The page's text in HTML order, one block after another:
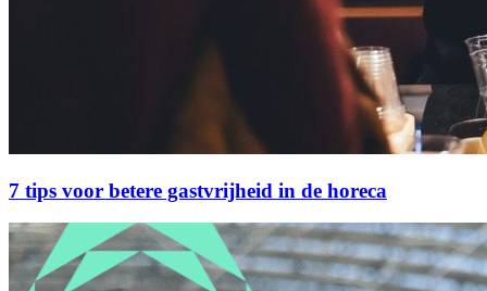
7 tips voor betere gastvrijheid in de horeca